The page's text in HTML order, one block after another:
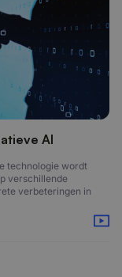
AI
technologie wordt
verschillende
verbeteringen in